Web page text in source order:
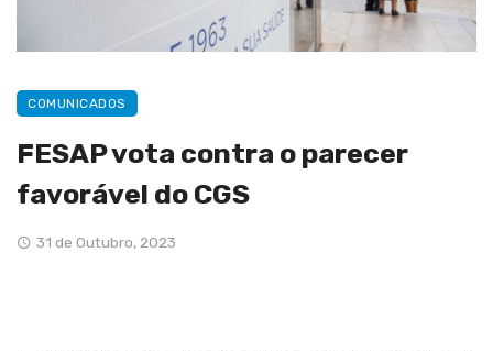
COMUNICADOS
FESAP vota contra o parecer
favorável do CGS
31 de Outubro, 2023